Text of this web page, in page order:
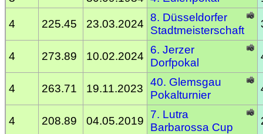
4 225.45 23.03.2024
8. Düsseldorfer
Stadtmeisterschaft
4 273.89 10.02.2024
6. Jerzer
Dorfpokal
4 263.71 19.11.2023
40. Glemsgau
Pokalturnier
4 208.89 04.05.2019
7. Lutra
Barbarossa Cup